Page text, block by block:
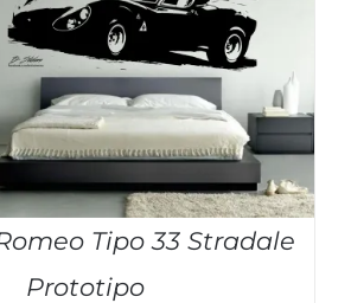
Tipo 33 Stradale
Prototipo